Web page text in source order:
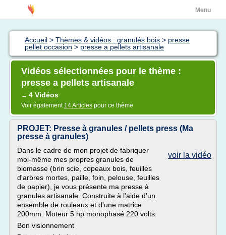
Menu
Accueil > Thèmes & vidéos : granulés bois > presse
pellet occasion > presse a pellets artisanale
Vidéos sélectionnées pour le thème :
presse a pellets artisanale
→ 4 Vidéos
Voir également 14 Articles pour ce thème
PROJET: Presse à granules / pellets press (Ma
presse à granules)
voir la vidéo
Dans le cadre de mon projet de fabriquer
moi-même mes propres granules de
biomasse (brin scie, copeaux bois, feuilles
d'arbres mortes, paille, foin, pelouse, feuilles
de papier), je vous présente ma presse à
granules artisanale. Construite à l'aide d'un
ensemble de rouleaux et d'une matrice
200mm. Moteur 5 hp monophasé 220 volts.
Bon visionnement